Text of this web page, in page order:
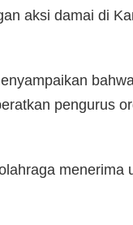
aksi damai di
pengurus
menerima